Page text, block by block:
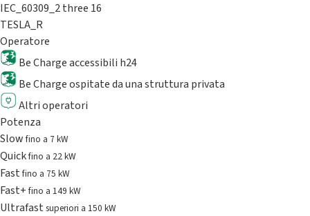
IEC_60309_2 three 16
TESLA_R
Operatore
Be Charge accessibili h24
Be Charge ospitate da una struttura privata
Altri operatori
Potenza
Slowfino a 7 kW
Quickfino a 22 kW
Fastfino a 75 kW
Fast+fino a 149 kW
Ultrafast superiori a 150 kW